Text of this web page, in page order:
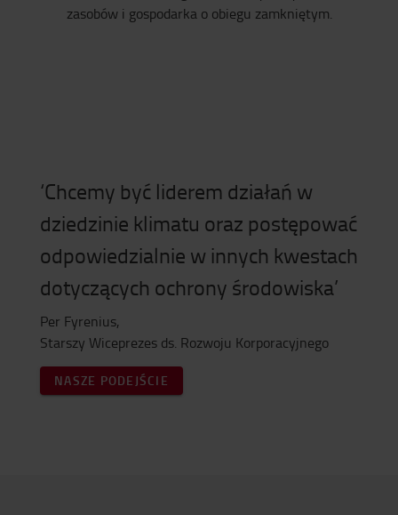
zasobów i gospodarka o obiegu zamkniętym.
‘Chcemy być liderem działań w
dziedzinie klimatu oraz postępować
odpowiedzialnie w innych kwestach
dotyczących ochrony środowiska’
Per Fyrenius,
Starszy Wiceprezes ds. Rozwoju Korporacyjnego
NASZE PODEJŚCIE